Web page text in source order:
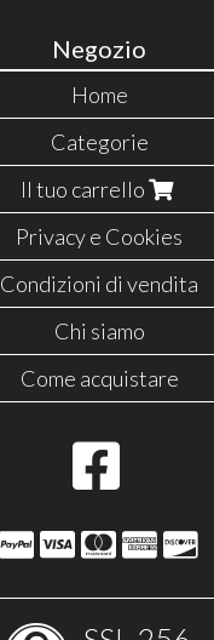
Negozio
Home
Categorie
Il tuo carrello
Privacy e Cookies
Condizioni di vendita
Chi siamo
Come acquistare